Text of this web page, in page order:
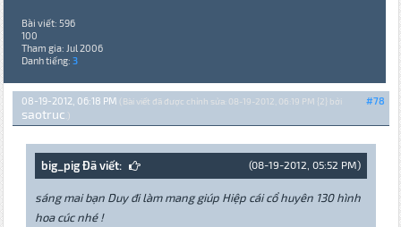
Bài viết: 596
100
Tham gia: Jul 2006
Danh tiếng: 3
#78
08-19-2012, 06:18 PM (Bài viết đã được chỉnh sửa: 08-19-2012, 06:19 PM {2} bởi
saotruc .)
(08-19-2012, 05:52 PM)
big_pig Đã viết:
sáng mai bạn Duy đi làm mang giúp Hiệp cái cổ huyên 130 hình
hoa cúc nhé !